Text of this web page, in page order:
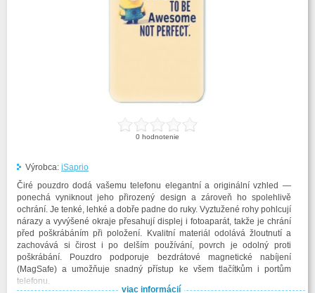
0 hodnotenie
Výrobca: iSaprio
Čiré pouzdro dodá vašemu telefonu elegantní a originální vzhled —
ponechá vyniknout jeho přirozený design a zároveň ho spolehlivě
ochrání. Je tenké, lehké a dobře padne do ruky. Vyztužené rohy pohlcují
nárazy a vyvýšené okraje přesahují displej i fotoaparát, takže je chrání
před poškrábáním při položení. Kvalitní materiál odolává žloutnutí a
zachovává si čirost i po delším používání, povrch je odolný proti
poškrábání. Pouzdro podporuje bezdrátové magnetické nabíjení
(MagSafe) a umožňuje snadný přístup ke všem tlačítkům i portům
telefonu.
viac informácií